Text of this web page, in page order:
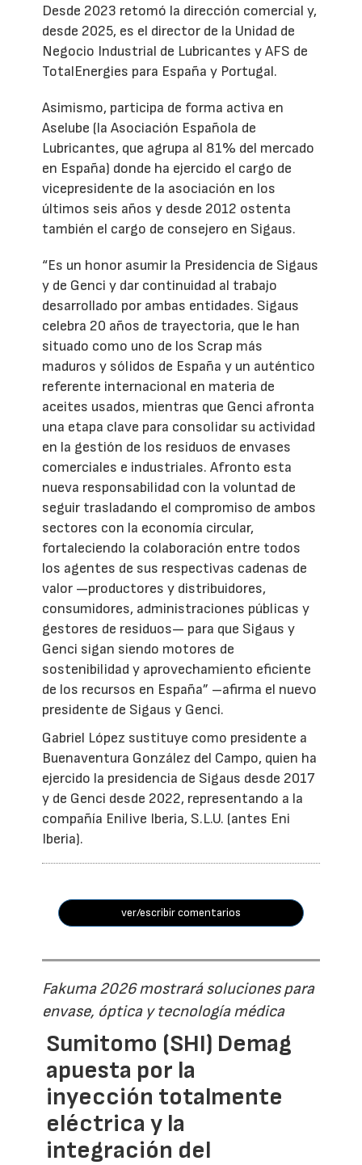
Desde 2023 retomó la dirección comercial y,
desde 2025, es el director de la Unidad de
Negocio Industrial de Lubricantes y AFS de
TotalEnergies para España y Portugal.
Asimismo, participa de forma activa en
Aselube (la Asociación Española de
Lubricantes, que agrupa al 81% del mercado
en España) donde ha ejercido el cargo de
vicepresidente de la asociación en los
últimos seis años y desde 2012 ostenta
también el cargo de consejero en Sigaus.
“Es un honor asumir la Presidencia de Sigaus
y de Genci y dar continuidad al trabajo
desarrollado por ambas entidades. Sigaus
celebra 20 años de trayectoria, que le han
situado como uno de los Scrap más
maduros y sólidos de España y un auténtico
referente internacional en materia de
aceites usados, mientras que Genci afronta
una etapa clave para consolidar su actividad
en la gestión de los residuos de envases
comerciales e industriales. Afronto esta
nueva responsabilidad con la voluntad de
seguir trasladando el compromiso de ambos
sectores con la economía circular,
fortaleciendo la colaboración entre todos
los agentes de sus respectivas cadenas de
valor —productores y distribuidores,
consumidores, administraciones públicas y
gestores de residuos— para que Sigaus y
Genci sigan siendo motores de
sostenibilidad y aprovechamiento eficiente
de los recursos en España” –afirma el nuevo
presidente de Sigaus y Genci.
Gabriel López sustituye como presidente a
Buenaventura González del Campo, quien ha
ejercido la presidencia de Sigaus desde 2017
y de Genci desde 2022, representando a la
compañía Enilive Iberia, S.L.U. (antes Eni
Iberia).
ver/escribir comentarios
Fakuma 2026 mostrará soluciones para
envase, óptica y tecnología médica
Sumitomo (SHI) Demag
apuesta por la
inyección totalmente
eléctrica y la
integración del